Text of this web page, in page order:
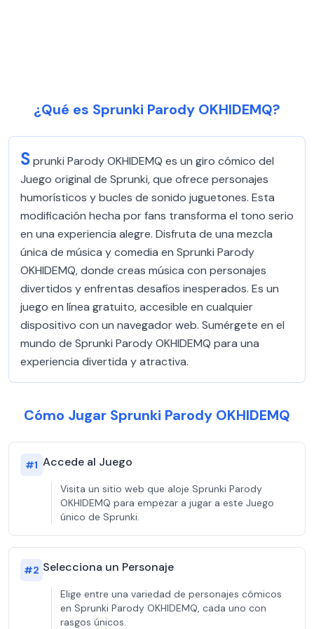
¿Qué es Sprunki Parody OKHIDEMQ?
Sprunki Parody OKHIDEMQ es un giro cómico del
Juego original de Sprunki, que ofrece personajes
humorísticos y bucles de sonido juguetones. Esta
modificación hecha por fans transforma el tono serio
en una experiencia alegre. Disfruta de una mezcla
única de música y comedia en Sprunki Parody
OKHIDEMQ, donde creas música con personajes
divertidos y enfrentas desafíos inesperados. Es un
juego en línea gratuito, accesible en cualquier
dispositivo con un navegador web. Sumérgete en el
mundo de Sprunki Parody OKHIDEMQ para una
experiencia divertida y atractiva.
Cómo Jugar Sprunki Parody OKHIDEMQ
#1 Accede al Juego
Visita un sitio web que aloje Sprunki Parody
OKHIDEMQ para empezar a jugar a este Juego
único de Sprunki.
#2 Selecciona un Personaje
Elige entre una variedad de personajes cómicos
en Sprunki Parody OKHIDEMQ, cada uno con
rasgos únicos.